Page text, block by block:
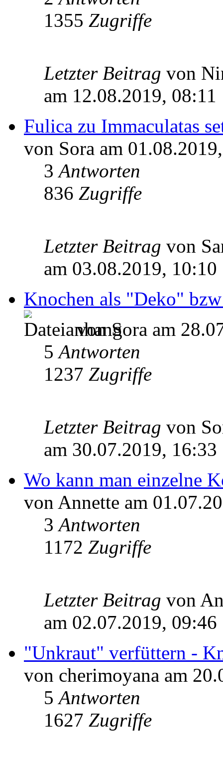
1355 Zugriffe
Letzter Beitrag von
am 12.08.2019, 08:11
Fulica zu Immaculatas
von Sora am
3Antworten
836 Zugriffe
Letzter Beitrag von
am 03.08.2019, 10:10
Knochen als "Deko"
von Sora am
5Antworten
1237 Zugriffe
Letzter Beitrag von
am 30.07.2019, 16:33
Wo kann man einzelne
von Annette am
3Antworten
1172 Zugriffe
Letzter Beitrag von
am 02.07.2019, 09:46
"Unkraut" verfüttern -
von cherimoyana am
5Antworten
1627 Zugriffe